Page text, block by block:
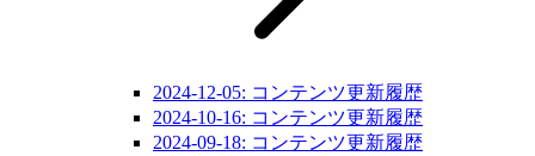
2024-12-05: コンテンツ更新履歴
2024-10-16: コンテンツ更新履歴
2024-09-18: コンテンツ更新履歴